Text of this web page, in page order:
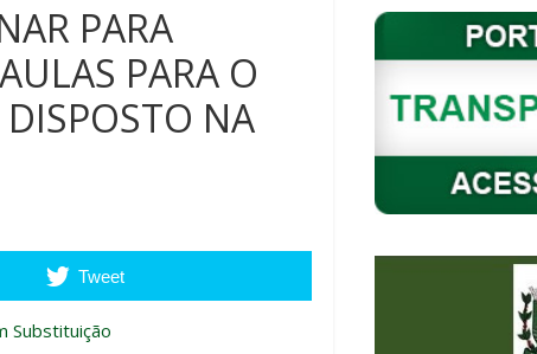
PARA
PARA O
NA
Tweet
Substituição